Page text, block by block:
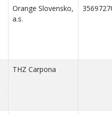
Orange Slovensko,
a.s.
THZ Carpona